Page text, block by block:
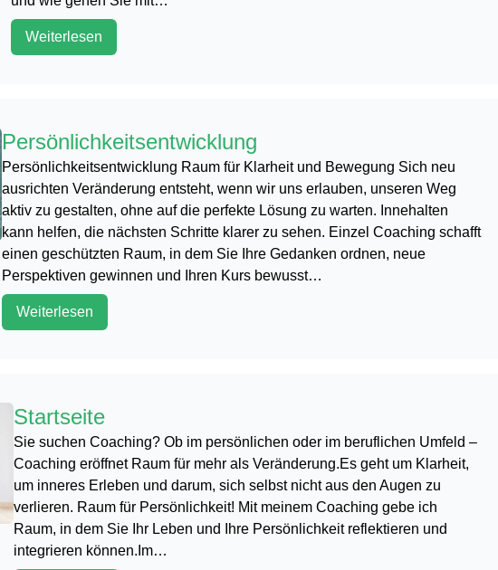
Weiterlesen
Persönlichkeitsentwicklung
Persönlichkeitsentwicklung Raum für Klarheit und Bewegung Sich neu
ausrichten Veränderung entsteht, wenn wir uns erlauben, unseren Weg
aktiv zu gestalten, ohne auf die perfekte Lösung zu warten. Innehalten
kann helfen, die nächsten Schritte klarer zu sehen. Einzel Coaching schafft
einen geschützten Raum, in dem Sie Ihre Gedanken ordnen, neue
Perspektiven gewinnen und Ihren Kurs bewusst…
Weiterlesen
Startseite
Sie suchen Coaching? Ob im persönlichen oder im beruflichen Umfeld –
Coaching eröffnet Raum für mehr als Veränderung.Es geht um Klarheit,
um inneres Erleben und darum, sich selbst nicht aus den Augen zu
verlieren. Raum für Persönlichkeit! Mit meinem Coaching gebe ich
Raum, in dem Sie Ihr Leben und Ihre Persönlichkeit reflektieren und
integrieren können.Im…